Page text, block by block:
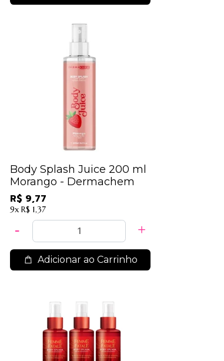
Body Splash Juice 200 ml
Morango - Dermachem
R$ 9,77
9x R$ 1,37
Adicionar ao Carrinho